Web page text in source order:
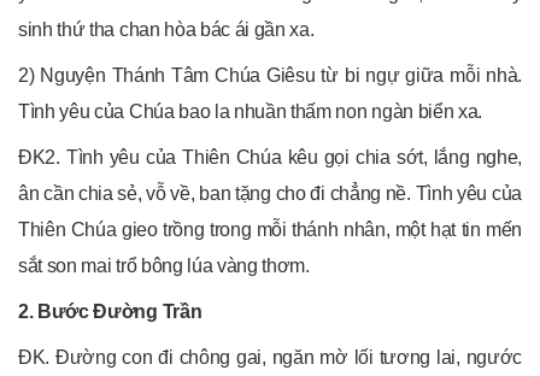
sinh thứ tha chan hòa bác ái gần xa.
2) Nguyện Thánh Tâm Chúa Giêsu từ bi ngự giữa mỗi nhà.
Tình yêu của Chúa bao la nhuần thấm non ngàn biển xa.
ĐK2. Tình yêu của Thiên Chúa kêu gọi chia sớt, lắng nghe,
ân cần chia sẻ, vỗ về, ban tặng cho đi chẳng nề. Tình yêu của
Thiên Chúa gieo trồng trong mỗi thánh nhân, một hạt tin mến
sắt son mai trổ bông lúa vàng thơm.
2. Bước Đường Trần
ĐK. Đường con đi chông gai, ngăn mờ lối tương lai, ngước